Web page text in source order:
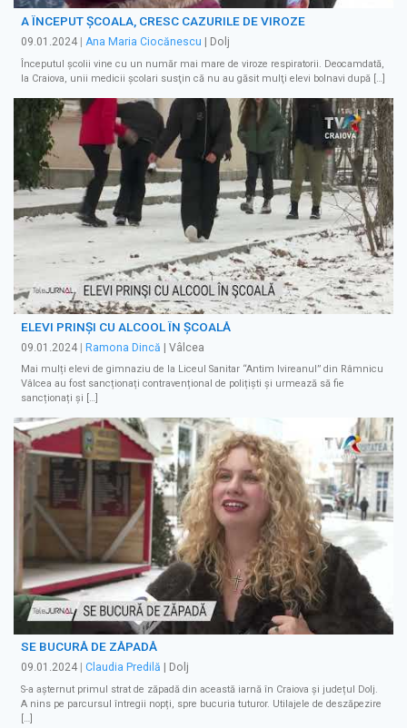
A ÎNCEPUT ŞCOALA, CRESC CAZURILE DE VIROZE
09.01.2024 | Ana Maria Ciocănescu | Dolj
Începutul şcolii vine cu un număr mai mare de viroze respiratorii. Deocamdată,
la Craiova, unii medicii şcolari susţin că nu au găsit mulţi elevi bolnavi după […]
ELEVI PRINŞI CU ALCOOL ÎN ŞCOALĂ
09.01.2024 | Ramona Dincă | Vâlcea
Mai mulți elevi de gimnaziu de la Liceul Sanitar “Antim Ivireanul” din Râmnicu
Vâlcea au fost sancționați contravențional de polițiști și urmează să fie
sancționați și […]
SE BUCURĂ DE ZĂPADĂ
09.01.2024 Claudia Predilă | Dolj
S-a aşternut primul strat de zăpadă din această iarnă în Craiova și județul Dolj.
A nins pe parcursul întregii nopți, spre bucuria tuturor. Utilajele de deszăpezire
[…]